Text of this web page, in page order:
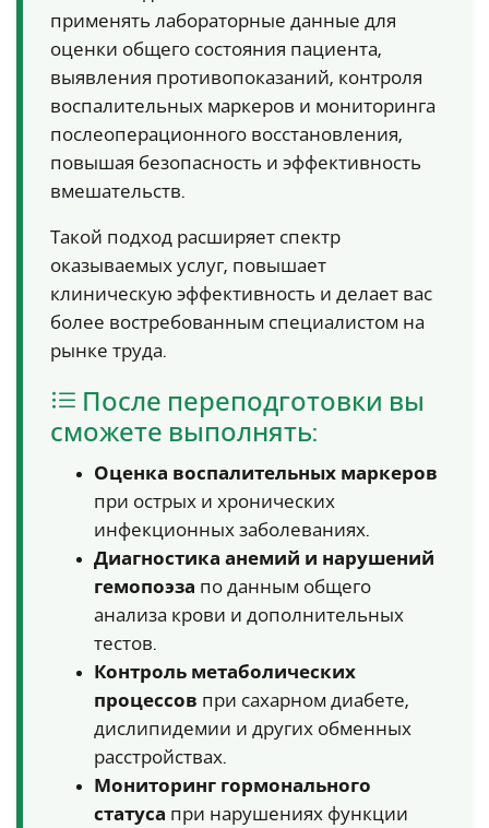
применять лабораторные данные для
оценки общего состояния пациента,
выявления противопоказаний, контроля
воспалительных маркеров и мониторинга
послеоперационного восстановления,
повышая безопасность и эффективность
вмешательств.
Такой подход расширяет спектр
оказываемых услуг, повышает
клиническую эффективность и делает вас
более востребованным специалистом на
рынке труда.
После переподготовки вы
сможете выполнять:
Оценка воспалительных маркеров
при острых и хронических
инфекционных заболеваниях.
Диагностика анемий и нарушений
гемопоэза по данным общего
анализа крови и дополнительных
тестов.
Контроль метаболических
процессов при сахарном диабете,
дислипидемии и других обменных
расстройствах.
Мониторинг гормонального
статуса при нарушениях функции